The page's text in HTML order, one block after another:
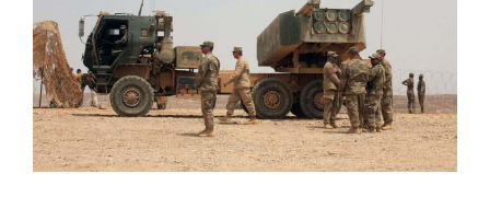
“прильотів”,
почалася
пожежа